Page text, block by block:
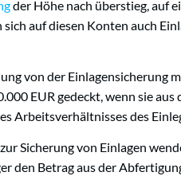
der Höhe nach überstieg, auf
auf diesen Konten auch
von der Einlagensicherung
EUR gedeckt, wenn sie
Arbeitsverhältnisses des
Sicherung von Einlagen
den Betrag aus der